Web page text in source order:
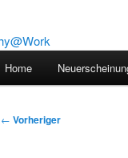
Home
Beitragsnavigation
← Vorheriger